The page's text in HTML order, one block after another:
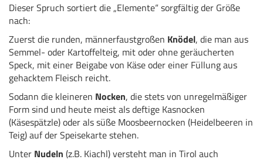
Dieser Spruch sortiert die „Elemente“ sorgfältig der Größe
nach:
Zuerst die runden, männerfaustgroßen Knödel, die man aus
Semmel- oder Kartoffelteig, mit oder ohne geräucherten
Speck, mit einer Beigabe von Käse oder einer Füllung aus
gehacktem Fleisch reicht.
Sodann die kleineren Nocken, die stets von unregelmäßiger
Form sind und heute meist als deftige Kasnocken
(Käsespätzle) oder als süße Moosbeernocken (Heidelbeeren in
Teig) auf der Speisekarte stehen.
Unter Nudeln (z.B. Kiachl) versteht man in Tirol auch